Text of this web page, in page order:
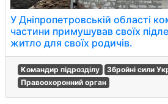
У Дніпропетровській області
частини примушував своїх
житло для своїх родичів.
Командир підрозділу
Збройні сили
Правоохоронний орган